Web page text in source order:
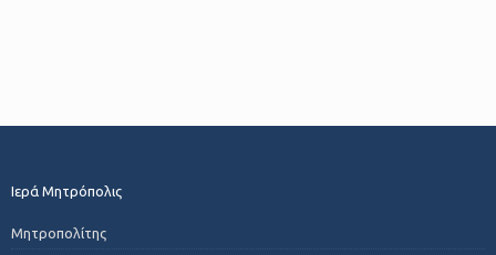
Ιερά Μητρόπολις
Μητροπολίτης